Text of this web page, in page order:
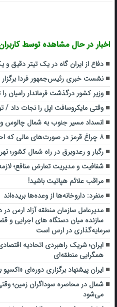
اخبار در حال مشاهده توسط کاربران
دفاع از ایران گاه در یک تیتر دقیق
نشست خبری رئیس‌جمهور فردا
وزیر کشور درگذشت فرماندار رامیان
وقتی مایکروسافت اپل را نجات داد /
انسداد مسیر جنوب به شمال چالوس و
۸ چراغ قرمز در صورت‌های مالی که احتمال تقلب را آشکار می‌کند
رگبار و رعدوبرق در راه شمال کشور؛
شفافیت و مدیریت تعارض منافع؛
مراقب علائم هپاتیت باشید!
منفرد: داروخانه‌ها از وعده‌ها بریده‌اند
مدیرعامل سازمان منطقه آزاد ارس در
سازنده میان دستگاه‌ های اجرایی و
سرمایه‌گذاری در ارس است
ایران؛ شریک راهبردی اتحادیه
همگرایی منطقه‌ای
ایران پیشنهاد برگزاری دوره‌ای «اکسپو
شمال در محاصره سوداگران زمین؛
می‌شود